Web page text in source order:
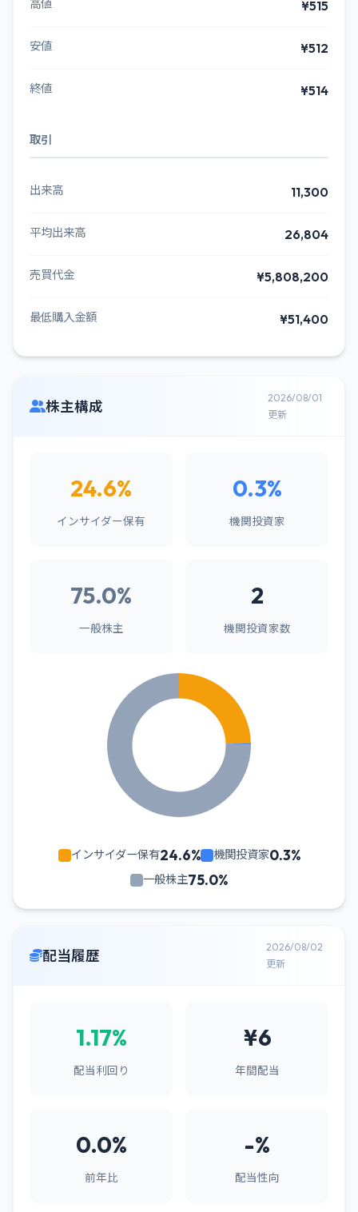
高値 ¥515
安値 ¥512
終値 ¥514
取引
出来高 11,300
平均出来高 26,804
売買代金 ¥5,808,200
最低購入金額 ¥51,400
株主構成
2026/08/01
更新
24.6%
インサイダー保有
0.3%
機関投資家
75.0%
一般株主
2
機関投資家数
インサイダー保有24.6% 機関投資家0.3%
一般株主75.0%
配当履歴
2026/08/02
更新
1.17%
配当利回り
¥6
年間配当
0.0%
前年比
-%
配当性向